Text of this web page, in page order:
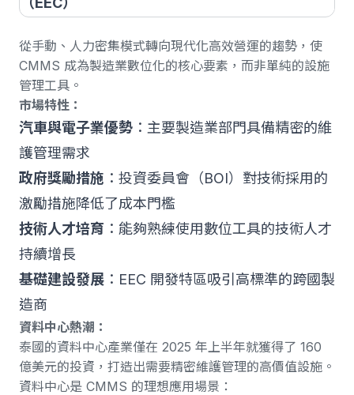
從手動、人力密集模式轉向現代化高效營運的趨勢，使
CMMS 成為製造業數位化的核心要素，而非單純的設施
管理工具。
市場特性：
汽車與電子業優勢 ：主要製造業部門具備精密的維
護管理需求
政府獎勵措施 ：投資委員會（BOI）對技術採用的
激勵措施降低了成本門檻
技術人才培育 ：能夠熟練使用數位工具的技術人才
持續增長
基礎建設發展 ：EEC 開發特區吸引高標準的跨國製
造商
資料中心熱潮：
泰國的資料中心產業僅在 2025 年上半年就獲得了 160
億美元的投資，打造出需要精密維護管理的高價值設施。
資料中心是 CMMS 的理想應用場景：